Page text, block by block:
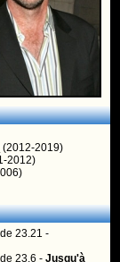
(2012-2019)
2012)
23.21 -
23.6 -Jusqu'à